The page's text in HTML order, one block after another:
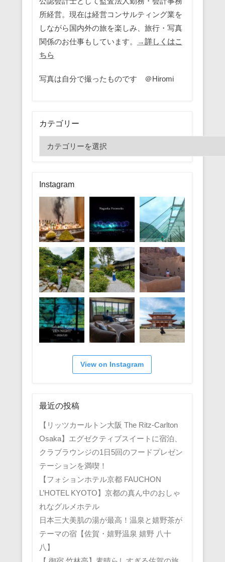
所経営。現在は経営コンサルティング業を
しながら国内外の旅を楽しみ、旅行・写真
関係のお仕事もしています。
→詳しくはこ
ちら
写真は自分で撮ったものです ＠Hiromi
カテゴリー
テ
リ
ー
Instagram
View on Instagram
最近の投稿
【リッツカールトン大阪 The Ritz-Carlton
Osaka】エグゼクティブスイートに宿泊、
クラブラウンジの1日5回のフードプレゼン
テーションを満喫！
【フォションホテル京都 FAUCHON
L’HOTEL KYOTO】京都の真ん中のおしゃ
れなグルメホテル
日本三大美肌の湯が最高！温泉と嬉野茶が
テーマの宿【佐賀・嬉野温泉 嬉野 八十
八】